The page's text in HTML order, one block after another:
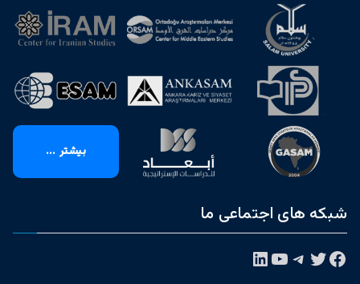
بیشتر ...
شبکه های اجتماعی ما
فیس‌بوکتوییتر تلگرام یوتیوبلینکداین